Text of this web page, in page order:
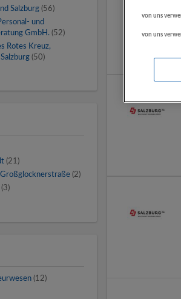
Salzburg (56)
und
GmbH. (52)
Rotes Kreuz,
(50)
(21)
Großglocknerstraße (2)
(3)
(12)
von uns
von uns